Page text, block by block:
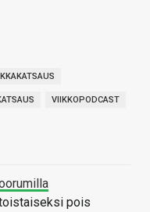
VIIKKOPODCAST
pois